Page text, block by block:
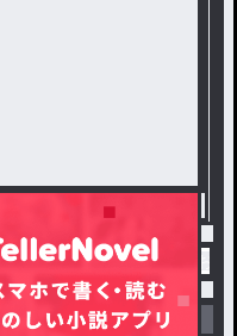
類寧々真ん中バースデー / おだ